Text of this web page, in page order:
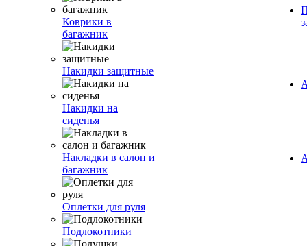
Коврики в
багажник
Накидки защитные
Накидки на
сиденья
Накладки в салон и
багажник
Оплетки для руля
Подлокотники